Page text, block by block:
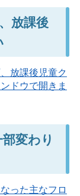
放課後
放課後児童ク
ドウで開きま
変わり
った主なフロ